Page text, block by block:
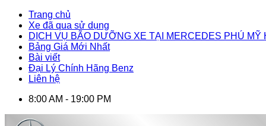
Trang chủ
Xe đã qua sử dụng
DỊCH VỤ BÃO DƯỠNG XE TẠI MERCEDES PHÚ MỸ
Bảng Giá Mới Nhất
Bài viết
Đại Lý Chính Hãng Benz
Liên hệ
8:00 AM - 19:00 PM